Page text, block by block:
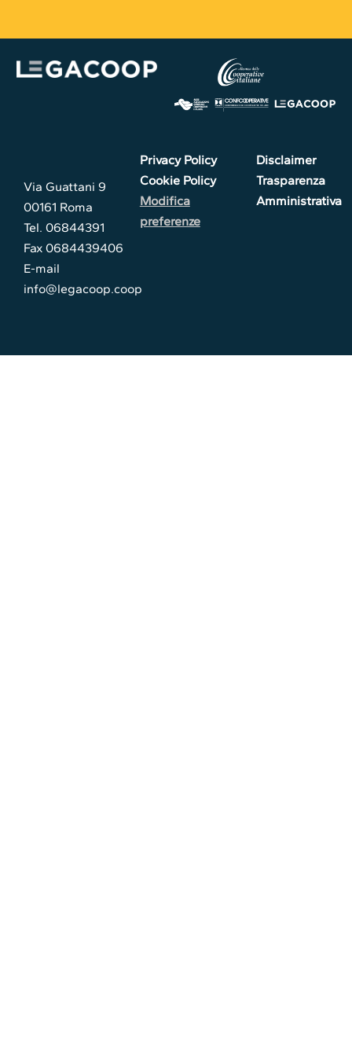
Via Guattani 9
00161 Roma
Tel. 06844391
Fax 0684439406
E-mail
info@legacoop.coop
Privacy Policy
Cookie Policy
Modifica
preferenze
Disclaimer
Trasparenza
Amministrativa